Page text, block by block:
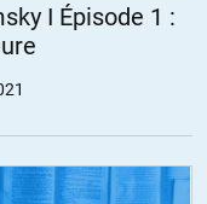
I Épisode 1 :